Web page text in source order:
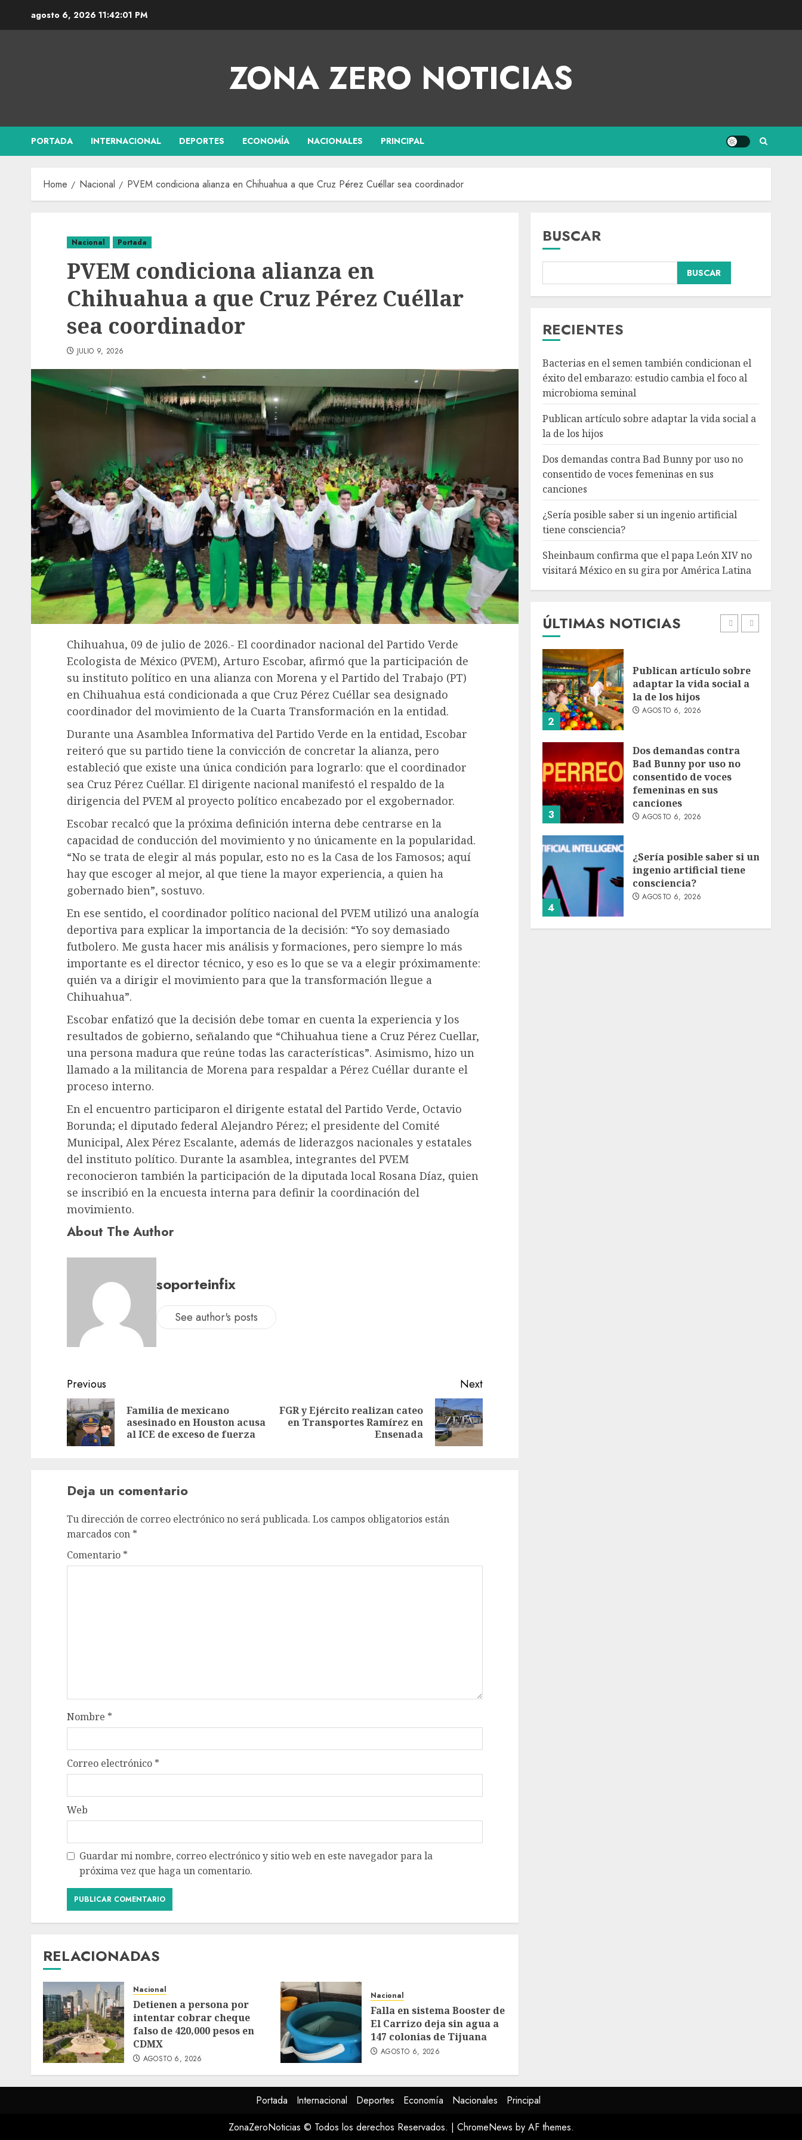
agosto 6, 2026 11:42:02 PM
ZONA ZERO NOTICIAS
PORTADA INTERNACIONAL DEPORTES ECONOMÍA NACIONALES PRINCIPAL
Home Nacional PVEM condiciona alianza en Chihuahua a que Cruz Pérez Cuéllar sea coordinador
Nacional Portada
PVEM condiciona alianza en
Chihuahua a que Cruz Pérez Cuéllar
sea coordinador
JULIO 9, 2026
Chihuahua, 09 de julio de 2026.- El coordinador nacional del Partido Verde
Ecologista de México (PVEM), Arturo Escobar, afirmó que la participación de
su instituto político en una alianza con Morena y el Partido del Trabajo (PT)
en Chihuahua está condicionada a que Cruz Pérez Cuéllar sea designado
coordinador del movimiento de la Cuarta Transformación en la entidad.
Durante una Asamblea Informativa del Partido Verde en la entidad, Escobar
reiteró que su partido tiene la convicción de concretar la alianza, pero
estableció que existe una única condición para lograrlo: que el coordinador
sea Cruz Pérez Cuéllar. El dirigente nacional manifestó el respaldo de la
dirigencia del PVEM al proyecto político encabezado por el exgobernador.
Escobar recalcó que la próxima definición interna debe centrarse en la
capacidad de conducción del movimiento y no únicamente en la popularidad.
“No se trata de elegir al más popular, esto no es la Casa de los Famosos; aquí
hay que escoger al mejor, al que tiene la mayor experiencia, a quien ha
gobernado bien”, sostuvo.
En ese sentido, el coordinador político nacional del PVEM utilizó una analogía
deportiva para explicar la importancia de la decisión: “Yo soy demasiado
futbolero. Me gusta hacer mis análisis y formaciones, pero siempre lo más
importante es el director técnico, y eso es lo que se va a elegir próximamente:
quién va a dirigir el movimiento para que la transformación llegue a
Chihuahua”.
Escobar enfatizó que la decisión debe tomar en cuenta la experiencia y los
resultados de gobierno, señalando que “Chihuahua tiene a Cruz Pérez Cuellar,
una persona madura que reúne todas las características”. Asimismo, hizo un
llamado a la militancia de Morena para respaldar a Pérez Cuéllar durante el
proceso interno.
En el encuentro participaron el dirigente estatal del Partido Verde, Octavio
Borunda; el diputado federal Alejandro Pérez; el presidente del Comité
Municipal, Alex Pérez Escalante, además de liderazgos nacionales y estatales
del instituto político. Durante la asamblea, integrantes del PVEM
reconocieron también la participación de la diputada local Rosana Díaz, quien
se inscribió en la encuesta interna para definir la coordinación del
movimiento.
About The Author
soporteinfix
See author's posts
Previous
Familia de mexicano
asesinado en Houston acusa
al ICE de exceso de fuerza
Next
FGR y Ejército realizan cateo
en Transportes Ramírez en
Ensenada
Deja un comentario
Tu dirección de correo electrónico no será publicada. Los campos obligatorios están
marcados con *
Comentario *
Nombre *
Correo electrónico *
Web
Guardar mi nombre, correo electrónico y sitio web en este navegador para la
próxima vez que haga un comentario.
RELACIONADAS
Nacional
Detienen a persona por
intentar cobrar cheque
falso de 420,000 pesos en
CDMX
AGOSTO 6, 2026
Nacional
Falla en sistema Booster de
El Carrizo deja sin agua a
147 colonias de Tijuana
AGOSTO 6, 2026
BUSCAR
BUSCAR
RECIENTES
Bacterias en el semen también condicionan el
éxito del embarazo: estudio cambia el foco al
microbioma seminal
Publican artículo sobre adaptar la vida social a
la de los hijos
Dos demandas contra Bad Bunny por uso no
consentido de voces femeninas en sus
canciones
¿Sería posible saber si un ingenio artificial
tiene consciencia?
Sheinbaum confirma que el papa León XIV no
visitará México en su gira por América Latina
ÚLTIMAS NOTICIAS
Dos demandas contra
Bad Bunny por uso no
4
¿Sería posible saber si un
ingenio artificial tiene
consciencia?
5
Sheinbaum confirma que
visitará México en su
gira por América Latina
1
Bacterias en el semen
también condicionan el
éxito del embarazo:
microbioma seminal
AGOSTO 6, 2026
2
Publican artículo sobre
adaptar la vida social a
la de los hijos
AGOSTO 6, 2026
3
Dos demandas contra
Bad Bunny por uso no
consentido de voces
femeninas en sus
canciones
AGOSTO 6, 2026
4
¿Sería posible saber si un
ingenio artificial tiene
consciencia?
AGOSTO 6, 2026
Portada Internacional Deportes Economía Nacionales
Principal
ZonaZeroNoticias © Todos los derechos Reservados. | ChromeNews by AF themes.